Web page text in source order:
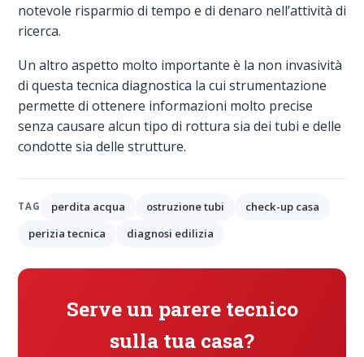
notevole risparmio di tempo e di denaro nell’attività di
ricerca.
Un altro aspetto molto importante è la non invasività
di questa tecnica diagnostica la cui strumentazione
permette di ottenere informazioni molto precise
senza causare alcun tipo di rottura sia dei tubi e delle
condotte sia delle strutture.
TAG perdita acqua ostruzione tubi
check-up casa
perizia tecnica
diagnosi edilizia
Serve un parere tecnico
sulla tua casa?